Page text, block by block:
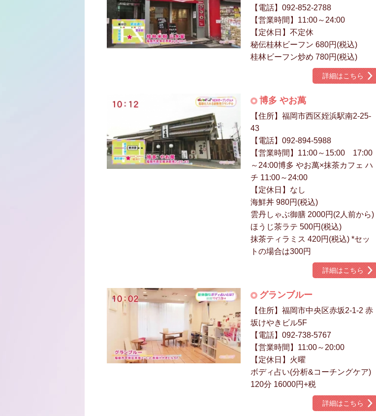
【電話】092-852-2788
【営業時間】11:00～24:00
【定休日】不定休
秘伝桂林ビーフン 680円(税込)
桂林ビーフン炒め 780円(税込)
詳細はこちら
博多 やお萬
【住所】福岡市西区姪浜駅南2-25-
43
【電話】092-894-5988
【営業時間】11:00～15:00 17:00
～24:00博多 やお萬×抹茶カフェ ハ
チ 11:00～24:00
【定休日】なし
海鮮丼 980円(税込)
雲丹しゃぶ御膳 2000円(2人前から)
ほうじ茶ラテ 500円(税込)
抹茶ティラミス 420円(税込) *セッ
トの場合は300円
詳細はこちら
グランブルー
【住所】福岡市中央区赤坂2-1-2 赤
坂けやきビル5F
【電話】092-738-5767
【営業時間】11:00～20:00
【定休日】火曜
ボディ占い(分析&コーチングケア)
120分 16000円+税
詳細はこちら